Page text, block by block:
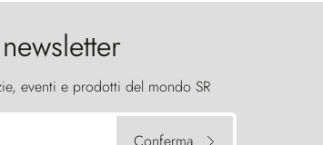
eventi e prodotti del mondo SR